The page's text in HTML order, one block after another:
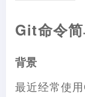
Git命令
背景
最近经常使